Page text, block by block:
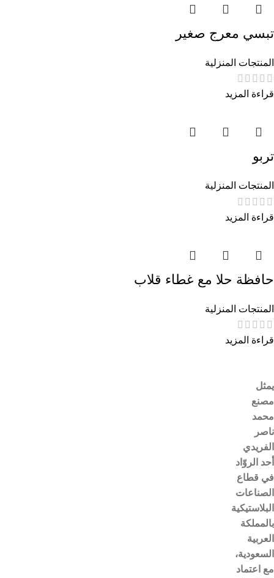
تبسي معرج صغير
المنتجات المنزلية
قراءة المزيد
تربو
المنتجات المنزلية
قراءة المزيد
حافظة حلا مع غطاء قلاب
المنتجات المنزلية
قراءة المزيد
يمثل
مصنع
محمد
ناصر
الفريدي
أحد الروّاد
في قطاع
الصناعات
البلاستيكية
بالمملكة
العربية
السعودية،
مع اعتماد